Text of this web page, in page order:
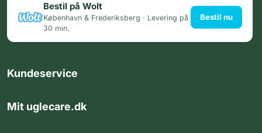
Bestil på Wolt
København & Frederiksberg · Levering på
30 min.
Bestil nu
Kundeservice
Mit uglecare.dk